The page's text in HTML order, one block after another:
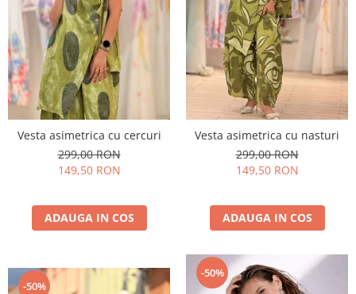
Vesta asimetrica cu cercuri
299,00 RON
149,50 RON
ADAUGA IN COS
Vesta asimetrica cu nasturi
299,00 RON
149,50 RON
ADAUGA IN COS
-50%
-50%